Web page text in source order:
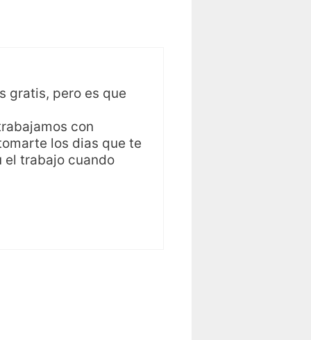
gratis, pero es que
con
los dias que te
el trabajo cuando